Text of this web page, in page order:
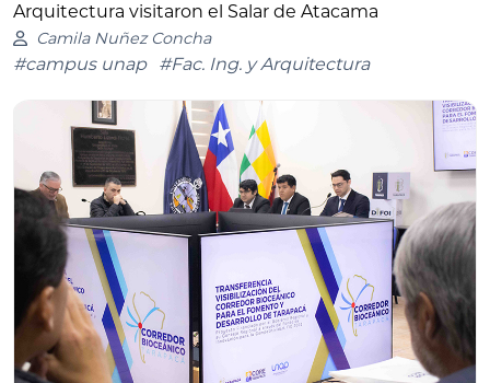
Arquitectura visitaron el Salar de Atacama
Camila Nuñez Concha
#campus unap #Fac. Ing. y Arquitectura